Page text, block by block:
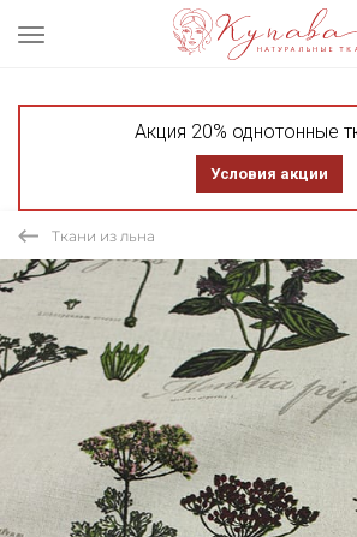
Акция 20% однотонные
Условия акции
Ткани из льна